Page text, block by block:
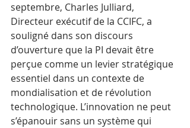
septembre, Charles Julliard,
Directeur exécutif de la CCIFC, a
souligné dans son discours
d’ouverture que la PI devait être
perçue comme un levier stratégique
essentiel dans un contexte de
mondialisation et de révolution
technologique. L’innovation ne peut
s’épanouir sans un système qui